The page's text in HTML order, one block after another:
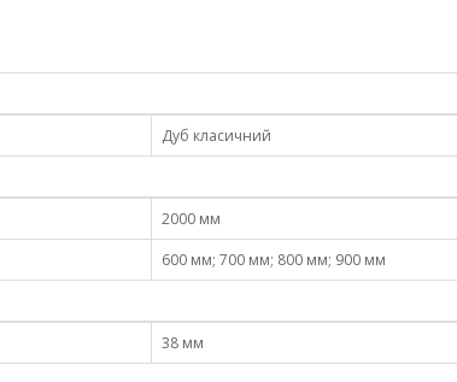
Дуб класичний
2000 мм
600 мм; 700 мм; 800 мм; 900 мм
38 мм